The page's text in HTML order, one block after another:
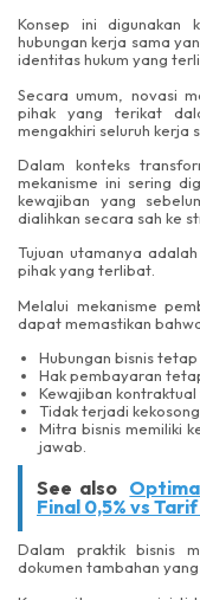
Konsep ini digunakan
hubungan kerja sama
identitas hukum yang
Secara umum, novasi
pihak yang terikat
mengakhiri seluruh kerja
Dalam konteks
mekanisme ini sering
kewajiban yang
dialihkan secara sah ke
Tujuan utamanya
pihak yang terlibat.
Melalui mekanisme
dapat memastikan
Hubungan bisnis
Hak pembayaran
Kewajiban
Tidak terjadi
Mitra bisnis memiliki
jawab.
See also
Final 0,5% vs Tarif
Dalam praktik bisnis
dokumen tambahan